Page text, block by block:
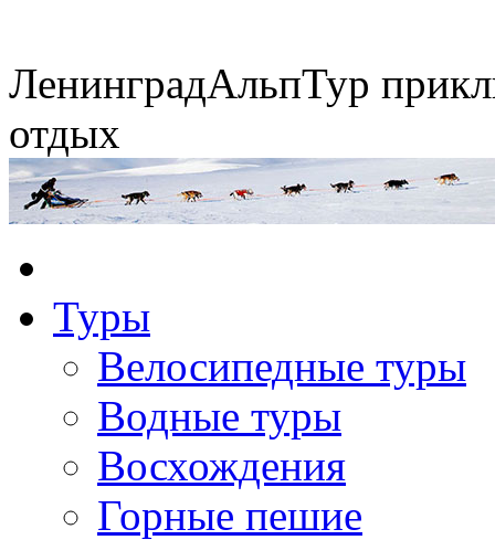
ЛенинградАльпТур
отдых
Туры
Велосипедные туры
Водные туры
Восхождения
Горные пешие